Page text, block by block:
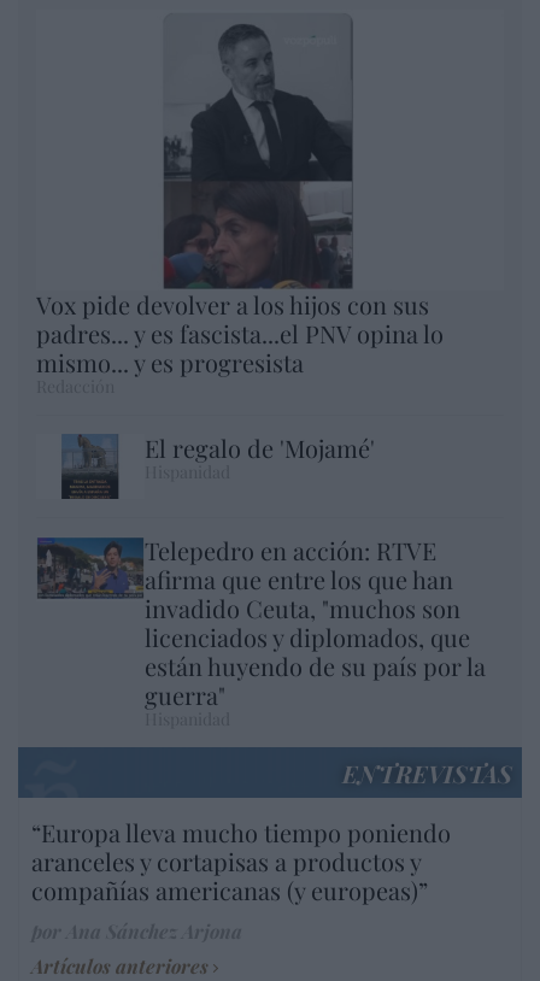
Vox pide devolver a los hijos con sus
padres... y es fascista...el PNV opina lo
mismo... y es progresista
El regalo de 'Mojamé'
Telepedro en acción: RTVE
afirma que entre los que han
invadido Ceuta, "muchos son
licenciados y diplomados, que
están huyendo de su país por la
guerra"
ENTREVISTAS
“Europa lleva mucho tiempo poniendo
aranceles y cortapisas a productos y
compañías americanas (y europeas)”
Artículos anteriores